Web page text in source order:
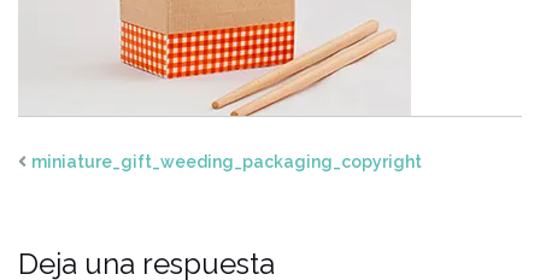
miniature_gift_weeding_packaging_copyright
Deja una respuesta